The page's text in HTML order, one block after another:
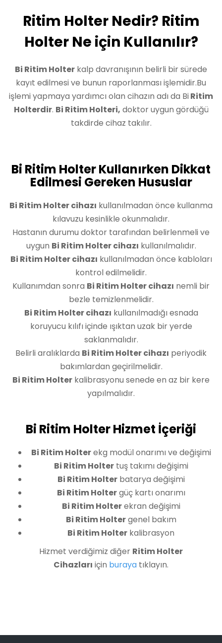
Ritim Holter Nedir? Ritim
Holter Ne için Kullanılır?
Bi Ritim Holter kalp davranışının belirli bir sürede
kayıt edilmesi ve bunun raporlanması işlemidir.Bu
işlemi yapmaya yardımcı olan cihazın adı da BiRitim
Holterdir. Bi Ritim Holteri, doktor uygun gördüğü
takdirde cihaz takılır.
Bi Ritim Holter Kullanırken Dikkat
Edilmesi Gereken Hususlar
Bi Ritim Holter cihazı kullanılmadan önce kullanma
kılavuzu kesinlikle okunmalıdır.
Hastanın durumu doktor tarafından belirlenmeli ve
uygun Bi Ritim Holter cihazı kullanılmalıdır.
Bi Ritim Holter cihazı kullanılmadan önce kabloları
kontrol edilmelidir.
Kullanımdan sonra Bi Ritim Holter cihazı nemli bir
bezle temizlenmelidir.
Bi Ritim Holter cihazı kullanılmadığı esnada
koruyucu kılıfı içinde ışıktan uzak bir yerde
saklanmalıdır.
Belirli aralıklarda Bi Ritim Holter cihazı periyodik
bakımlardan geçirilmelidir.
Bi Ritim Holter kalibrasyonu senede en az bir kere
yapılmalıdır.
Bi Ritim Holter Hizmet İçeriği
Bi Ritim Holterekg modül onarımı ve değişimi
Bi Ritim Holtertuş takımı değişimi
Bi Ritim Holterbatarya değişimi
Bi Ritim Holtergüç kartı onarımı
Bi Ritim Holterekran değişimi
Bi Ritim Holtergenel bakım
Bi Ritim Holter kalibrasyon
Hizmet verdiğimiz diğer Ritim Holter
Cihazları için buraya tıklayın.